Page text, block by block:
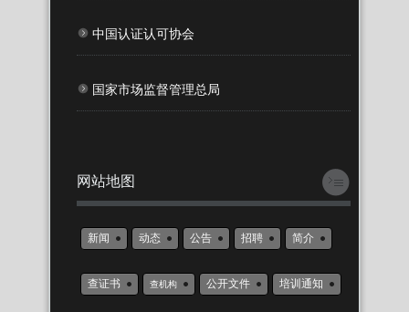
中国认证认可协会
国家市场监督管理总局
网站地图
新闻 动态 公告 招聘 简介
查证书 查机构 公开文件 培训通知